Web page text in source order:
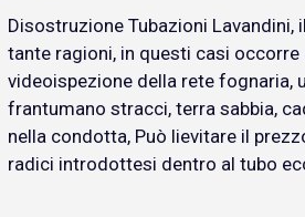
Disostruzione Tubazioni Lavandini,
tante ragioni, in questi casi occorre
videoispezione della rete fognaria,
frantumano stracci, terra sabbia,
nella condotta, Può lievitare il
radici introdottesi dentro al tubo